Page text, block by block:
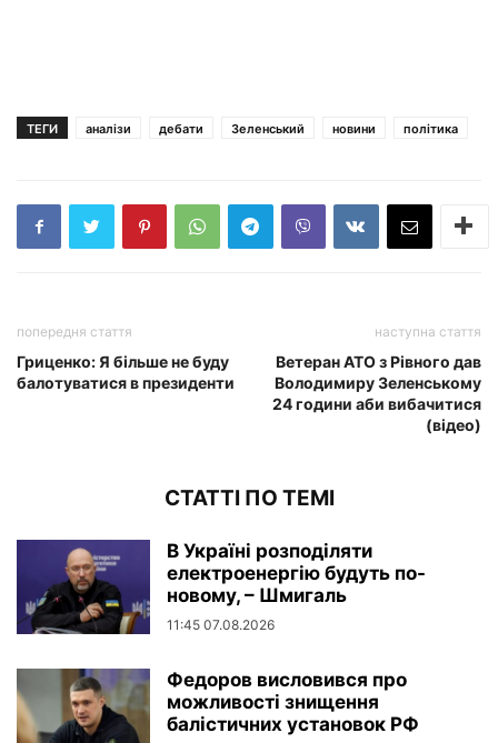
ТЕГИ аналізи дебати Зеленський новини політика
попередня стаття
Гриценко: Я більше не буду
балотуватися в президенти
наступна стаття
Ветеран АТО з Рівного дав
Володимиру Зеленському
24 години аби вибачитися
(відео)
СТАТТІ ПО ТЕМІ
В Україні розподіляти
електроенергію будуть по-
новому, – Шмигаль
11:45 07.08.2026
Федоров висловився про
можливості знищення
балістичних установок РФ